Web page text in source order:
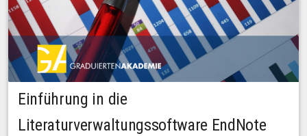
Einführung in die
Literaturverwaltungssoftware EndNote